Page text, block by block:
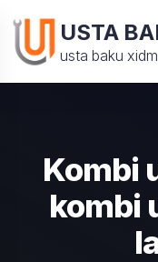
USTA
usta baku
Kombi
kombi